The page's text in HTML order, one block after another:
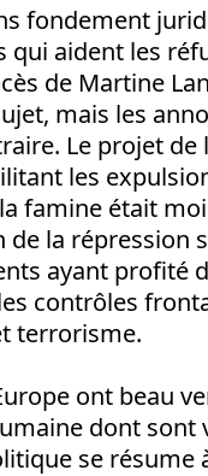
fondement
aident les
de Martine
mais les
Le projet
les
famine était
la répression
ayant profité
contrôles
terrorisme.
ont beau
dont
se résume